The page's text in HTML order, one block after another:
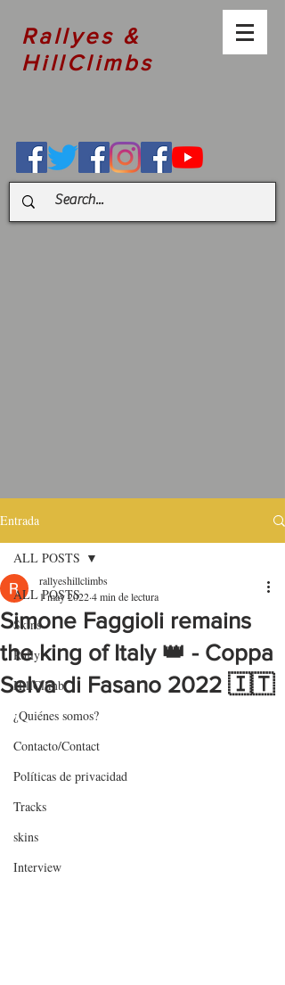
Rallyes &
HillClimbs
Entrada
ALL POSTS
Skins
Rally
HillClimb
¿Quiénes somos?
Contacto/Contact
Políticas de privacidad
Tracks
skins
Interview
ALL POSTS
Simone Faggioli remains
the king of Italy 👑 - Coppa
Selva di Fasano 2022 🇮🇹
rallyeshillclimbs
1 may 20224 min de lectura